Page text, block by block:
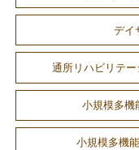
デイ
通所リハビリテ
小規模多
小規模多機